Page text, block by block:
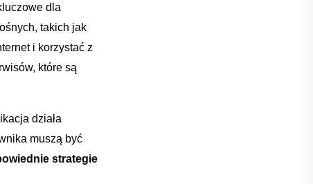
​dla
takich jak
i korzystać z
które są⁢
działa
⁤muszą być
⁣strategie